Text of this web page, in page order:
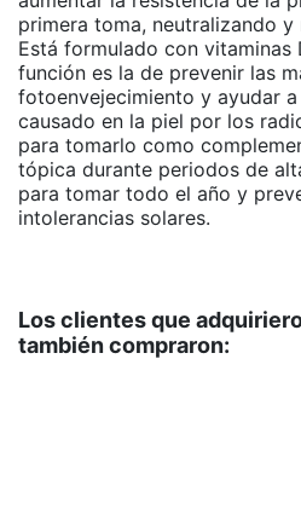
primera toma, neutralizando
Está formulado con vitaminas
función es la de prevenir las
fotoenvejecimiento y ayudar
causado en la piel por los
para tomarlo como
tópica durante periodos de
para tomar todo el año y
intolerancias solares.
Los clientes que
también compraron: